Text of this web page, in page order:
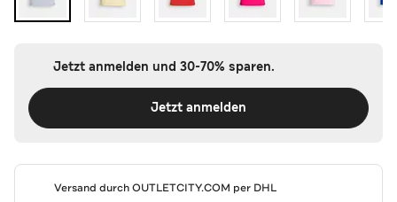
Jetzt anmelden und 30-70% sparen.
Jetzt anmelden
Versand durchOUTLETCITY.COM per DHL